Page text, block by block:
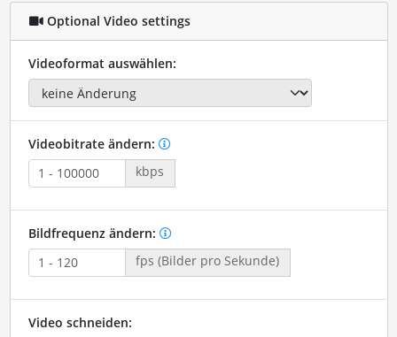
Optional Video settings
Videoformat auswählen:
Videobitrate ändern:
kbps
Bildfrequenz ändern:
fps (Bilder pro Sekunde)
Video schneiden: